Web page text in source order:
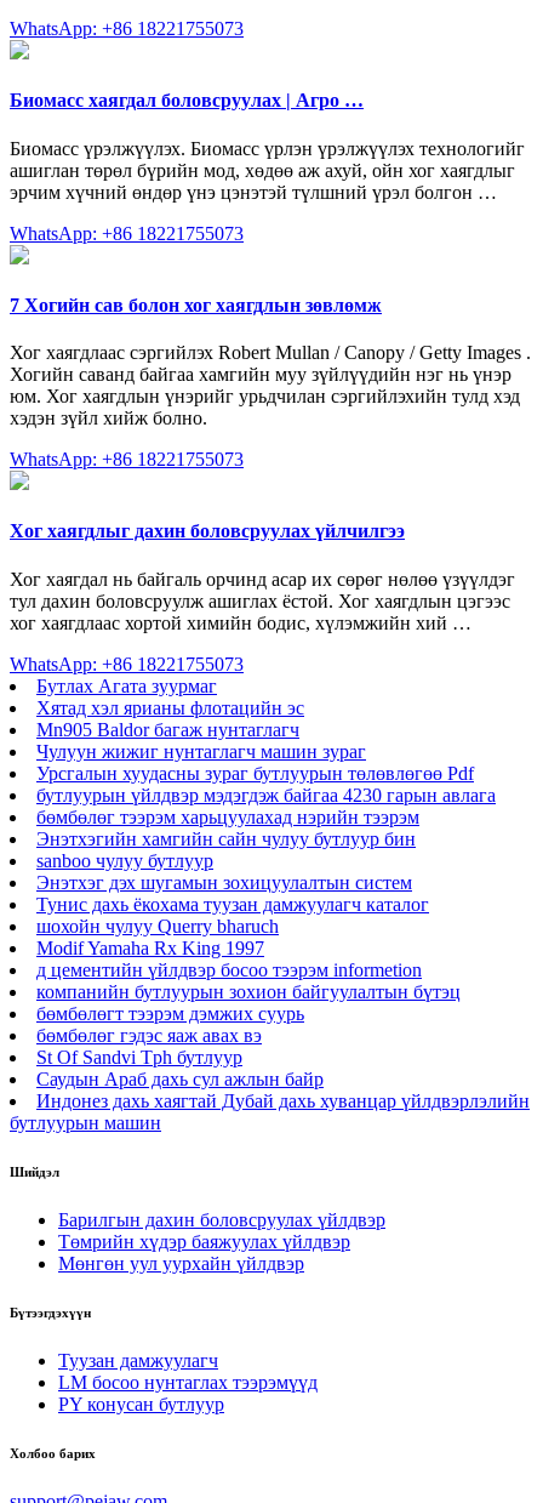
WhatsApp: +86 18221755073
Биомасс хаягдал боловсруулах | Агро …
Биомасс үрэлжүүлэх. Биомасс үрлэн үрэлжүүлэх технологийг
ашиглан төрөл бүрийн мод, хөдөө аж ахуй, ойн хог хаягдлыг
эрчим хүчний өндөр үнэ цэнэтэй түлшний үрэл болгон …
WhatsApp: +86 18221755073
7 Хогийн сав болон хог хаягдлын зөвлөмж
Хог хаягдлаас сэргийлэх Robert Mullan / Canopy / Getty Images .
Хогийн саванд байгаа хамгийн муу зүйлүүдийн нэг нь үнэр
юм. Хог хаягдлын үнэрийг урьдчилан сэргийлэхийн тулд хэд
хэдэн зүйл хийж болно.
WhatsApp: +86 18221755073
Хог хаягдлыг дахин боловсруулах үйлчилгээ
Хог хаягдал нь байгаль орчинд асар их сөрөг нөлөө үзүүлдэг
тул дахин боловсруулж ашиглах ёстой. Хог хаягдлын цэгээс
хог хаягдлаас хортой химийн бодис, хүлэмжийн хий …
WhatsApp: +86 18221755073
Бутлах Агата зуурмаг
Хятад хэл ярианы флотацийн эс
Mn905 Baldor багаж нунтаглагч
Чулуун жижиг нунтаглагч машин зураг
Урсгалын хуудасны зураг бутлуурын төлөвлөгөө Pdf
бутлуурын үйлдвэр мэдэгдэж байгаа 4230 гарын авлага
бөмбөлөг тээрэм харьцуулахад нэрийн тээрэм
Энэтхэгийн хамгийн сайн чулуу бутлуур бин
sanboo чулуу бутлуур
Энэтхэг дэх шугамын зохицуулалтын систем
Тунис дахь ёкохама туузан дамжуулагч каталог
шохойн чулуу Querry bharuch
Modif Yamaha Rx King 1997
д цементийн үйлдвэр босоо тээрэм informetion
компанийн бутлуурын зохион байгуулалтын бүтэц
бөмбөлөгт тээрэм дэмжих суурь
бөмбөлөг гэдэс яаж авах вэ
St Of Sandvi Tph бутлуур
Саудын Араб дахь сул ажлын байр
Индонез дахь хаягтай Дубай дахь хуванцар үйлдвэрлэлийн
бутлуурын машин
Шийдэл
Барилгын дахин боловсруулах үйлдвэр
Төмрийн хүдэр баяжуулах үйлдвэр
Мөнгөн уул уурхайн үйлдвэр
Бүтээгдэхүүн
Туузан дамжуулагч
LM босоо нунтаглах тээрэмүүд
PY конусан бутлуур
Холбоо барих